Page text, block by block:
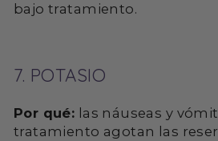
bajo tratamiento.
7. POTASIO
Por qué: las náuseas y
tratamiento agotan las